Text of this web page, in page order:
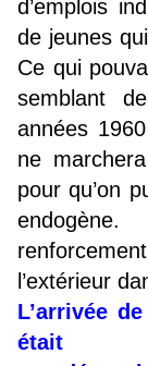
d’emplois
de jeunes
Ce qui
semblant
années
ne
pour qu’on
l’extérieur
L’arrivée
était